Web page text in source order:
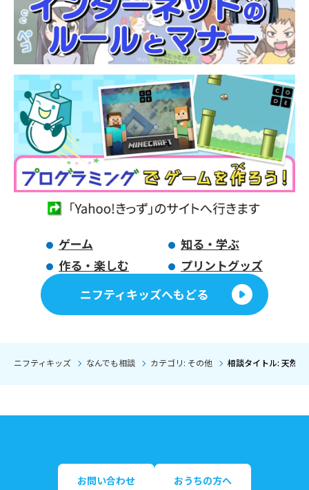
ゲーム
知る・学ぶ
作る・楽しむ
プリントグッズ
ニフティキッズへもどる
ニフティキッズ なんでも相談 カテゴリ: その他 相談タイトル: 天然
お問い合わせ おうちの方へ